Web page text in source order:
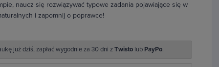
naucz się rozwiązywać typowe zadania pojawiające się w
i zapomnij o poprawce!
już dziś, zapłać wygodnie za 30 dni zTwisto lub PayPo.